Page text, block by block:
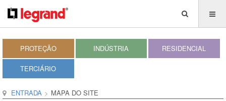
PROTEÇÃO INDÚSTRIA RESIDENCIAL
TERCIÁRIO
ENTRADA MAPA DO SITE